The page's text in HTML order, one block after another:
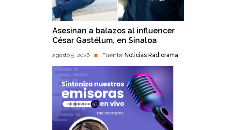
Asesinan a balazos al influencer
César Gastélum, en Sinaloa
agosto 5, 2026 Fuente: Noticias Radiorama